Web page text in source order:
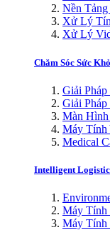
Nền
Xử Lý
Xử Lý
Chăm Sóc Sức
Giải
Giải
Màn
Máy Tính
Medical
Intelligent
Máy Tính
Máy Tính